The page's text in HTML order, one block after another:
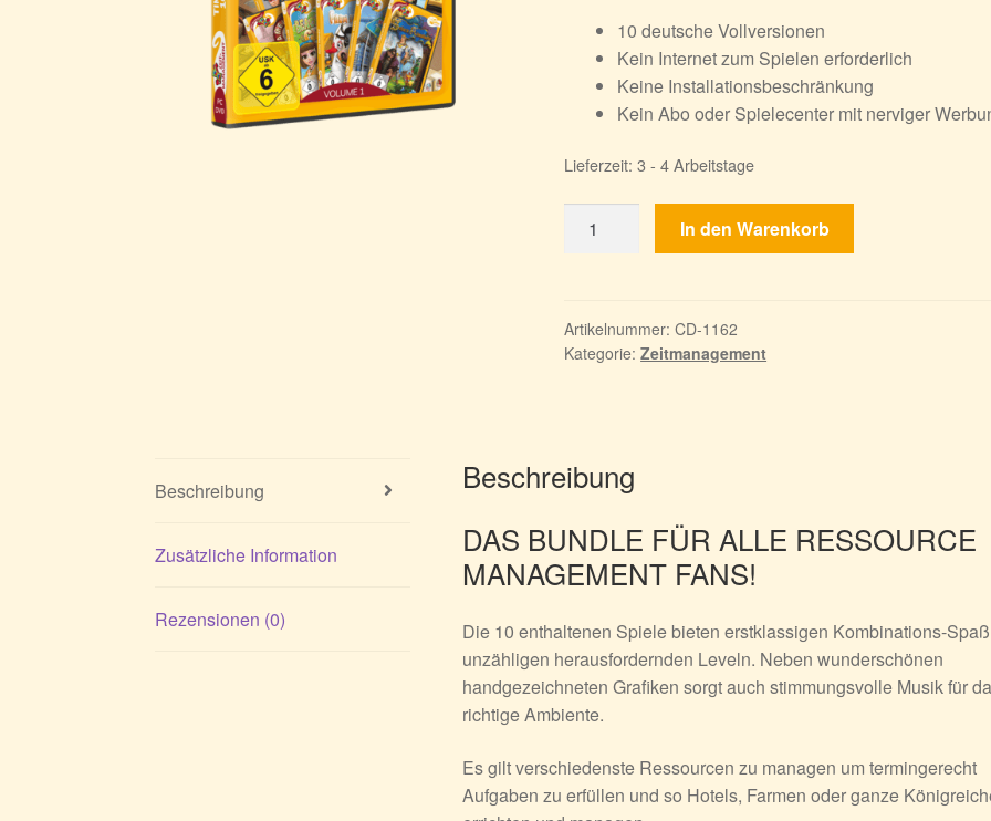
10 deutsche Vollversionen
Kein Internet zum Spielen erforderlich
Keine Installationsbeschränkung
Kein Abo oder Spielecenter mit nerviger
Lieferzeit:3 - 4 Arbeitstage
Management
Vol.1
Menge
In den Warenkorb
Artikelnummer:CD-1162
Kategorie:Zeitmanagement
Beschreibung
Zusätzliche Information
Rezensionen (0)
Beschreibung
DAS BUNDLE FÜR ALLE RESSOURCE
MANAGEMENT FANS!
Die 10 enthaltenen Spiele bieten erstklassigen Kombinations-
unzähligen herausfordernden Leveln. Neben wunderschönen
handgezeichneten Grafiken sorgt auch stimmungsvolle Musik für
richtige Ambiente.
Es gilt verschiedenste Ressourcen zu managen um termingerecht
Aufgaben zu erfüllen und so Hotels, Farmen oder ganze